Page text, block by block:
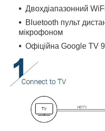
Двохдіапазонний
Bluetooth пульт
мікрофоном
Офіційна Google TV 9